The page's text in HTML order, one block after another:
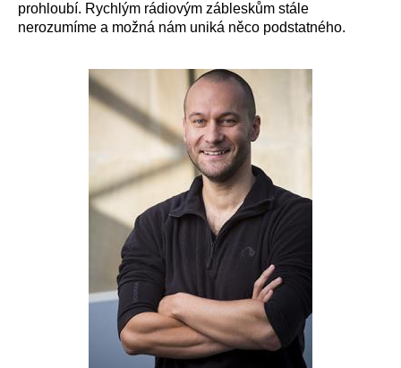
prohloubí. Rychlým rádiovým zábleskům stále
nerozumíme a možná nám uniká něco podstatného.